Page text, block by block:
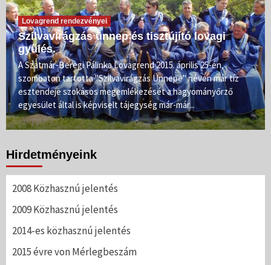
Lovagrend rendezvényei
Szilvavirágzás ünnep és tisztújító lovagi
gyűlés.
A Szatmár-Beregi Pálinka Lovagrend 2015. április 25-én,
szombaton tartotta "Szilvavirágzás Ünnepe" néven már tíz
esztendeje szokásos megemlékezését a hagyományőrző
egyesület által is képviselt tájegység már-már...
Hirdetményeink
2008 Közhasznú jelentés
2009 Közhasznú jelentés
2014-es közhasznú jelentés
2015 évre von Mérlegbeszám